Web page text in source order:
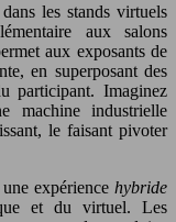
les stands virtuels
aux salons
aux exposants de
en superposant des
participant. Imaginez
machine industrielle
le faisant pivoter
expérience hybride
et du virtuel. Les